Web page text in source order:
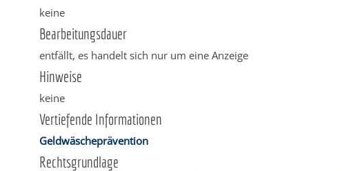
keine
Bearbeitungsdauer
entfällt, es handelt sich nur um eine Anzeige
Hinweise
keine
Vertiefende Informationen
Geldwäscheprävention
Rechtsgrundlage